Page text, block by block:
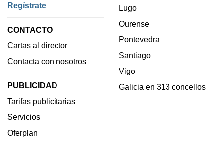
Regístrate
CONTACTO
Cartas al director
Contacta con nosotros
PUBLICIDAD
Tarifas publicitarias
Servicios
Oferplan
Lugo
Ourense
Pontevedra
Santiago
Vigo
Galicia en 313 concellos